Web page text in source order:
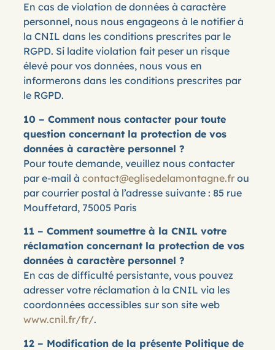
En cas de violation de données à caractère
personnel, nous nous engageons à le notifier à
la CNIL dans les conditions prescrites par le
RGPD. Si ladite violation fait peser un risque
élevé pour vos données, nous vous en
informerons dans les conditions prescrites par
le RGPD.
10 – Comment nous contacter pour toute
question concernant la protection de vos
données à caractère personnel ?
Pour toute demande, veuillez nous contacter
par e-mail àcontact@eglisedelamontagne.fr ou
par courrier postal à l’adresse suivante : 85 rue
Mouffetard, 75005 Paris
11 – Comment soumettre à la CNIL votre
réclamation concernant la protection de vos
données à caractère personnel ?
En cas de difficulté persistante, vous pouvez
adresser votre réclamation à la CNIL via les
coordonnées accessibles sur son site web
www.cnil.fr/fr/.
12 – Modification de la présente Politique de